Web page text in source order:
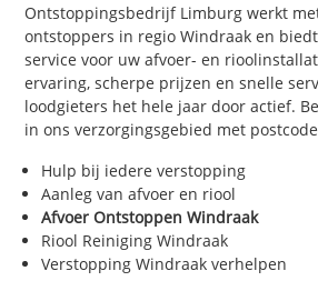
Ontstoppingsbedrijf Limburg werkt
ontstoppers in regio Windraak en
service voor uw afvoer- en
ervaring, scherpe prijzen en snelle
loodgieters het hele jaar door actief.
in ons verzorgingsgebied met
Hulp bij iedere verstopping
Aanleg van afvoer en riool
Afvoer Ontstoppen Windraak
Riool Reiniging Windraak
Verstopping Windraak verhelpen